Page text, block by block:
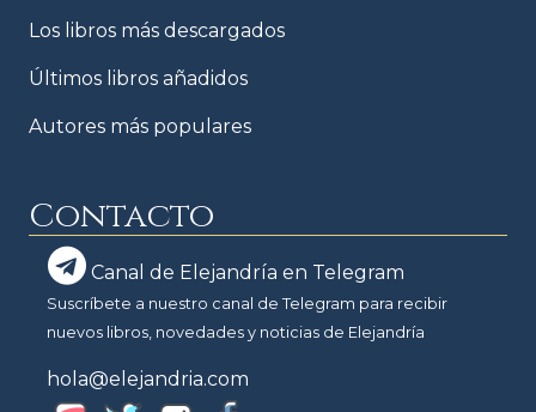
Los libros más descargados
Últimos libros añadidos
Autores más populares
Contacto
Canal de Elejandría en Telegram
Suscríbete a nuestro canal de Telegram para recibir
nuevos libros, novedades y noticias de Elejandría
hola@elejandria.com